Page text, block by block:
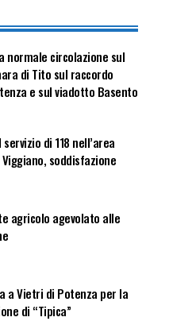
normale circolazione sul
di Tito sul raccordo
e sul viadotto Basento
di 118 nell’area
soddisfazione
agricolo agevolato alle
a Vietri di Potenza per la
di “Tipica”